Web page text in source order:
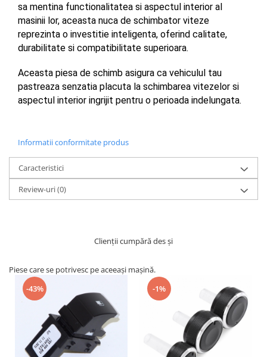
sa mentina functionalitatea si aspectul interior al
masinii lor, aceasta nuca de schimbator viteze
reprezinta o investitie inteligenta, oferind calitate,
durabilitate si compatibilitate superioara.
Aceasta piesa de schimb asigura ca vehiculul tau
pastreaza senzatia placuta la schimbarea vitezelor si
aspectul interior ingrijit pentru o perioada indelungata.
Informatii conformitate produs
Caracteristici
Review-uri(0)
Clienții cumpără des și
Piese care se potrivesc pe aceeași mașină.
-43%
-1%